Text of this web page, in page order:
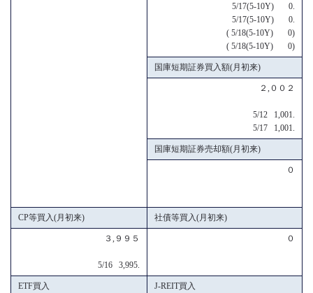
5/17(5-10Y) 0.
5/17(5-10Y) 0.
( 5/18(5-10Y) 0)
( 5/18(5-10Y) 0)
国庫短期証券買入額(月初来)
２,００２
5/12 1,001.
5/17 1,001.
国庫短期証券売却額(月初来)
０
CP等買入(月初来) 社債等買入(月初来)
３,９９５
5/16 3,995.
０
ETF買入 J-REIT買入